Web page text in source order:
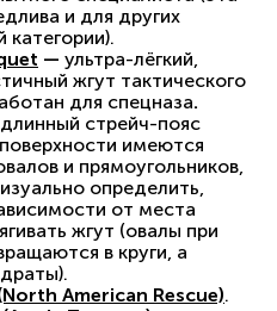
и для других
— ультра-лёгкий,
жгут тактического
для спецназа.
стрейч-пояс
имеются
и прямоугольников,
определить,
от места
жгут (овалы при
в круги, а
American Rescue).